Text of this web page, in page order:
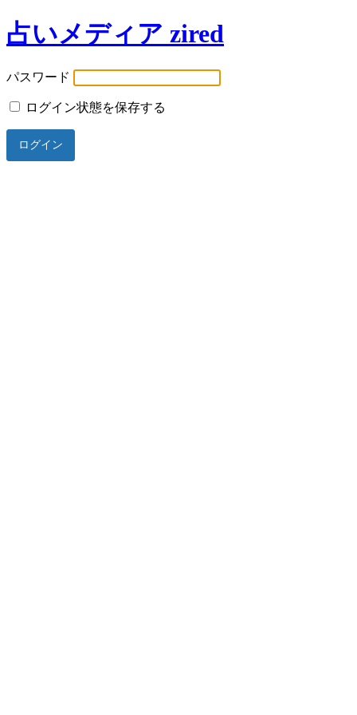
占いメディア zired
パスワード
ログイン状態を保存する